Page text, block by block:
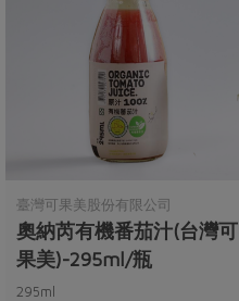
臺灣可果美股份有限公司
奧納芮有機番茄汁(台灣可
果美)-295ml/瓶
295ml